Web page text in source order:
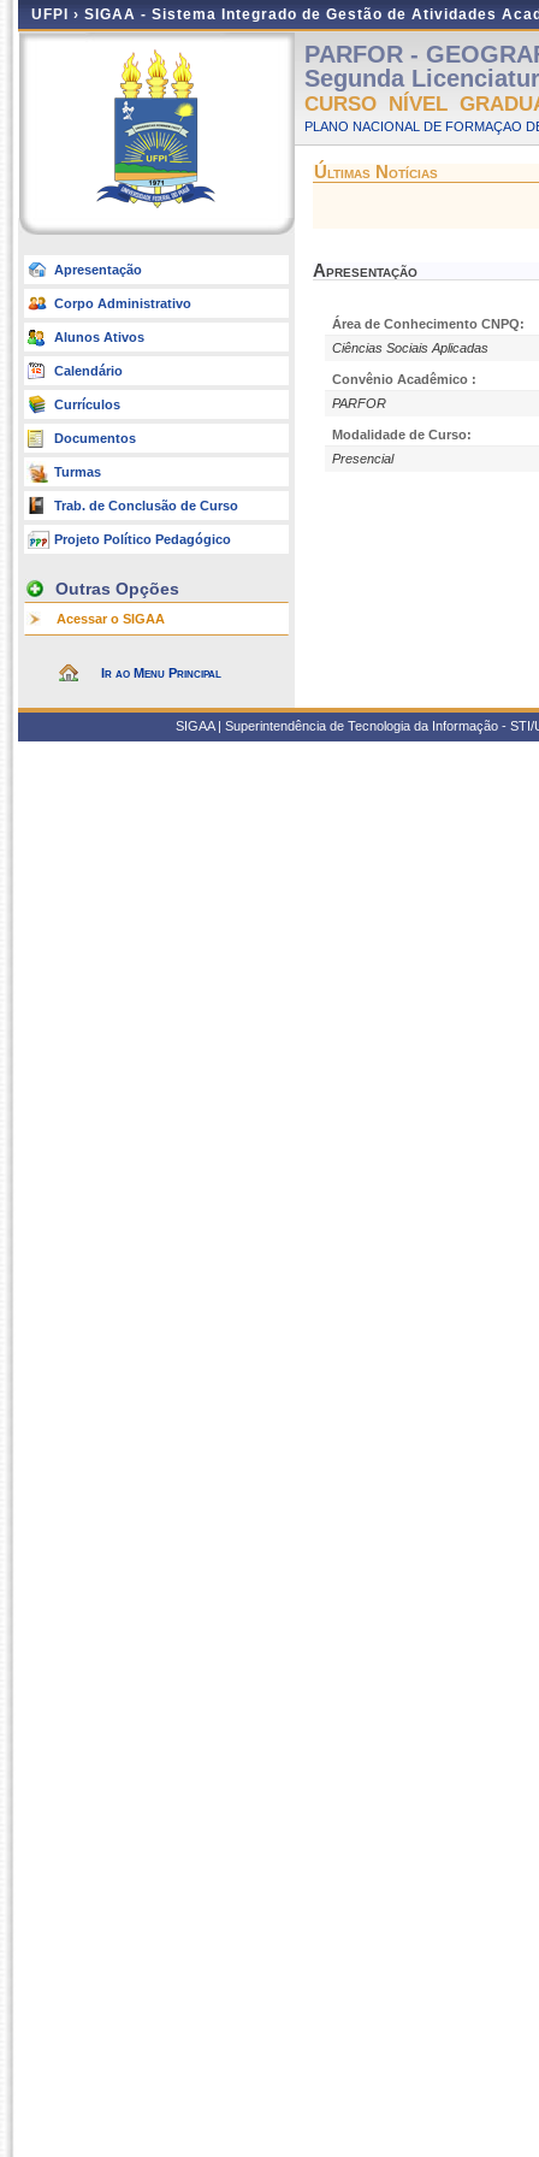
UFPI › SIGAA - Sistema Integrado de Gestão de Atividades
Apresentação
Corpo Administrativo
Alunos Ativos
Calendário
Currículos
Documentos
Turmas
Trab. de Conclusão de Curso
Projeto Político Pedagógico
Outras Opções
Acessar o SIGAA
Ir ao Menu Principal
PARFOR -
Segunda
CURSO NÍVEL
PLANO NACIONAL DE FORMAÇAO
Últimas Notícias
Apresentação
Área de Conhecimento CNPQ:
Ciências Sociais Aplicadas
Convênio Acadêmico :
PARFOR
Modalidade de Curso:
Presencial
SIGAA | Superintendência de Tecnologia da Informação -